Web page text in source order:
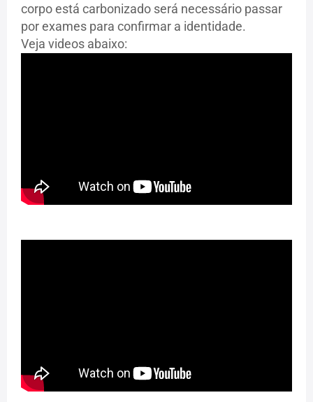
corpo está carbonizado será necessário passar
por exames para confirmar a identidade.
Veja videos abaixo: